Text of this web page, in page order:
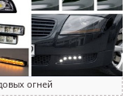
огней